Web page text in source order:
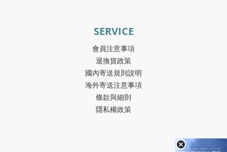
SERVICE
會員注意事項
退換貨政策
國內寄送規則說明
海外寄送注意事項
條款與細則
隱私權政策